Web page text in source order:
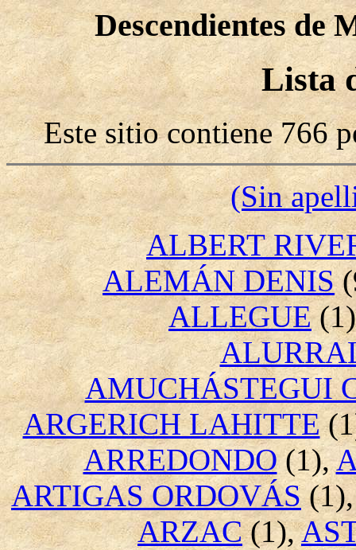
Descendientes de
Lista
Este sitio contiene 766
(Sin
ALBERT
ALEMÁN DENIS
ALLEGUE
AMUCHÁSTEGUI
ARGERICH LAHITTE
ARREDONDO(1),
ARTIGAS ORDOVÁS
ARZAC(1),